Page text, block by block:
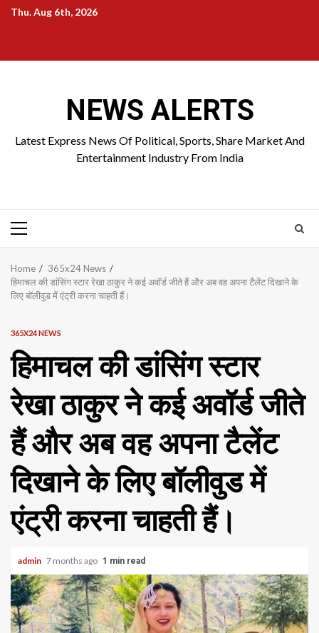
SkipThu. Aug 6th, 2026
NEWS ALERTS
Latest Express News Of Political, Sports, Share Market And
Entertainment Industry From India
Primary
Home
365x24 News
हिमाचल की डांसिंग स्टार रेखा ठाकुर ने कई अवॉर्ड जीते हैं और अब वह अपना टैलेंट दिखाने के
लिए बॉलीवुड में एंट्री करना चाहती हैं।
365X24 NEWS
हिमाचल की डांसिंग स्टार
रेखा ठाकुर ने कई अवॉर्ड जीते
हैं और अब वह अपना टैलेंट
दिखाने के लिए बॉलीवुड में
एंट्री करना चाहती हैं।
admin 7 months ago 1 min read